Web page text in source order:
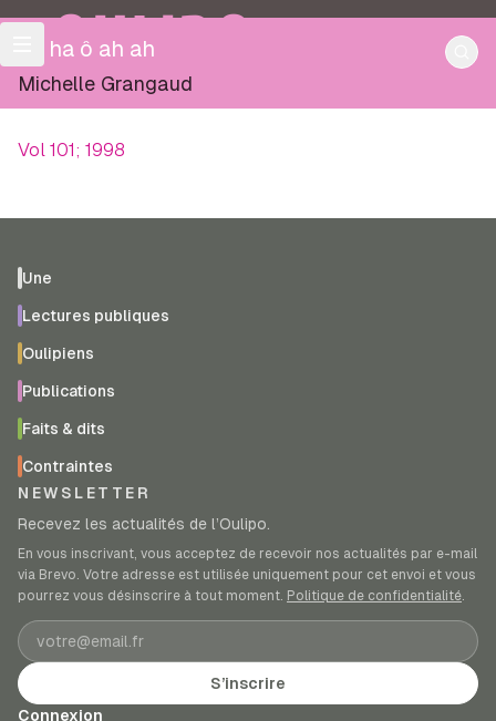
OULIPO
ha ha ô ah ah
Michelle Grangaud
Vol 101; 1998
Une
Lectures publiques
Oulipiens
Publications
Faits & dits
Contraintes
NEWSLETTER
Recevez les actualités de l’Oulipo.
En vous inscrivant, vous acceptez de recevoir nos actualités par e-mail
via Brevo. Votre adresse est utilisée uniquement pour cet envoi et vous
pourrez vous désinscrire à tout moment. Politique de confidentialité.
Adresse e-mail
S’inscrire
Connexion